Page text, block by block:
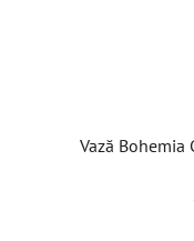
Vază